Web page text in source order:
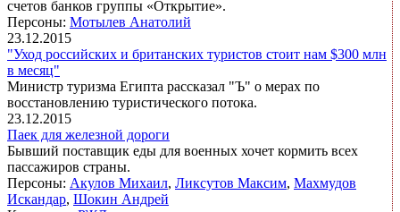
счетов банков группы «Открытие».
Персоны: Мотылев Анатолий
23.12.2015
"Уход российских и британских туристов стоит нам $300 млн
в месяц"
Министр туризма Египта рассказал "Ъ" о мерах по
восстановлению туристического потока.
23.12.2015
Паек для железной дороги
Бывший поставщик еды для военных хочет кормить всех
пассажиров страны.
Персоны: Акулов Михаил, Ликсутов Максим, Махмудов
Искандар, Шокин Андрей